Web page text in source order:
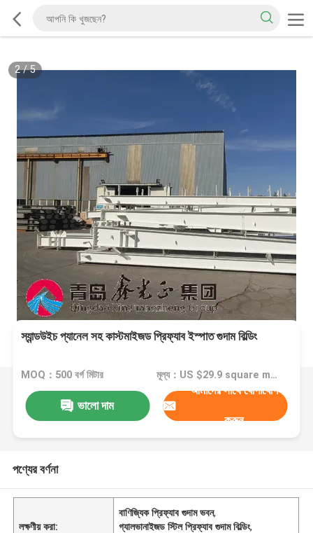
2/5
স্যান্ডউইচ প্যানেল সহ কাস্টমাইজড প্রিফ্যাব ইস্পাত গুদাম বিল্ডিং
MOQ：500 বর্গ মিটার মূল্য：US $29.9 square meter
ভালো দাম
আমাদের সাথে যোগাযোগ
করুন
পণ্যের বর্ণনা
লক্ষণীয় করা:
বাণিজ্যিক প্রিফ্যাব গুদাম ভবন,
গ্যালভানাইজড স্টিল প্রিফ্যাব গুদাম বিল্ডিং,